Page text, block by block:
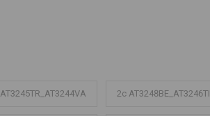
2c AT3248BE_AT3246TI